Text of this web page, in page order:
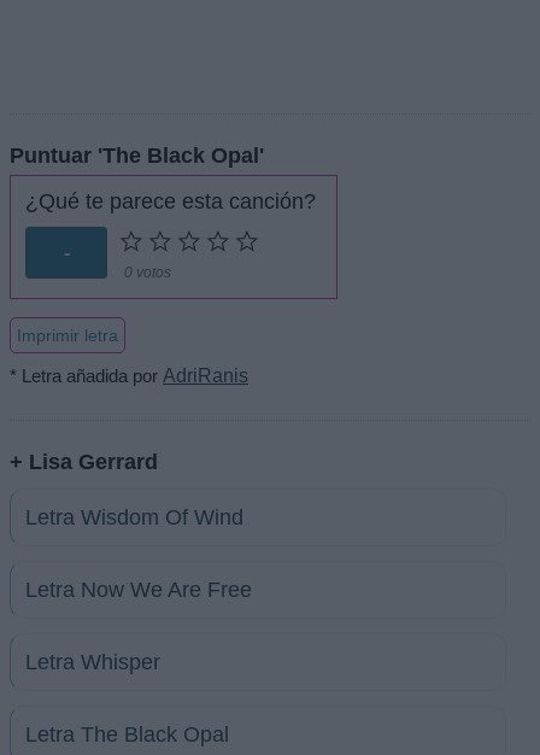
Puntuar 'The Black Opal'
¿Qué te parece esta canción?
-
0 votos
Imprimir letra
* Letra añadida por AdriRanis
+ Lisa Gerrard
Letra Wisdom Of Wind
Letra Now We Are Free
Letra Whisper
Letra The Black Opal